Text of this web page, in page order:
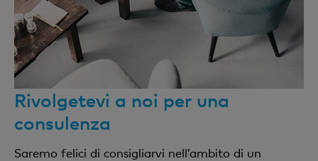
Rivolgetevi a noi per una
consulenza
Saremo felici di consigliarvi nell’ambito di un